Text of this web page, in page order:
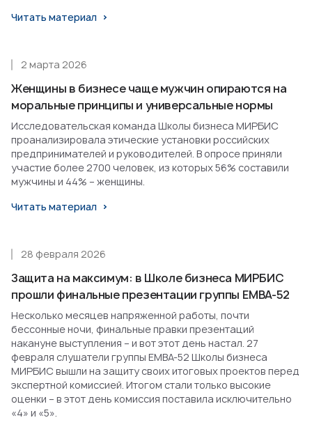
Читать материал
Женщины в бизнесе чаще мужчин опираются на
моральные принципы и универсальные нормы
2 марта 2026
Исследовательская команда Школы бизнеса МИРБИС
проанализировала этические установки российских
предпринимателей и руководителей. В опросе приняли
участие более 2700 человек, из которых 56% составили
мужчины и 44% – женщины.
Читать материал
Защита на максимум: в Школе бизнеса МИРБИС
прошли финальные презентации группы EMBA-52
28 февраля 2026
Несколько месяцев напряженной работы, почти
бессонные ночи, финальные правки презентаций
накануне выступления – и вот этот день настал. 27
февраля слушатели группы EMBA-52 Школы бизнеса
МИРБИС вышли на защиту своих итоговых проектов перед
экспертной комиссией. Итогом стали только высокие
оценки – в этот день комиссия поставила исключительно
«4» и «5».